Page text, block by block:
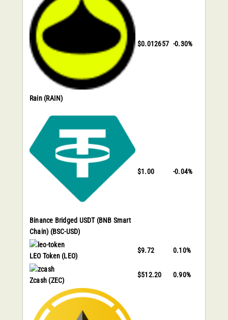
Rain (RAIN)
$0.012657 -0.30%
Binance Bridged USDT (BNB Smart
Chain) (BSC-USD)
$1.00 -0.04%
LEO Token (LEO)
$9.72 0.10%
Zcash (ZEC)
$512.20 0.90%